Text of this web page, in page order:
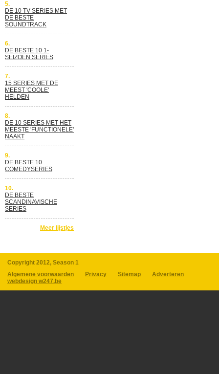
5.
DE 10 TV-SERIES MET
DE BESTE
SOUNDTRACK
6.
DE BESTE 10 1-
SEIZOEN SERIES
7.
15 SERIES MET DE
MEEST 'COOLE'
HELDEN
8.
DE 10 SERIES MET HET
MEESTE 'FUNCTIONELE'
NAAKT
9.
DE BESTE 10
COMEDYSERIES
10.
DE BESTE
SCANDINAVISCHE
SERIES
Meer lijstjes
Copyright 2012, Season 1
Algemene voorwaarden
Privacy Sitemap
Adverteren
webdesign w247.be